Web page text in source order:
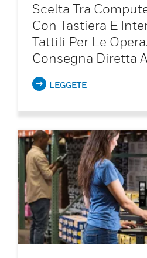
Scelta Tra
Con Tastiera E
Tattili Per Le
Consegna Diretta
LEGGETE